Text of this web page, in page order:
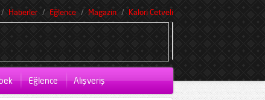
Haberler Eğlence Magazin Kalori Cetveli
Eğlence Alışveriş